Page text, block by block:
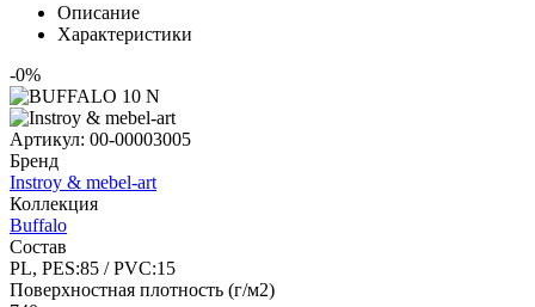
Описание
Характеристики
-0%
Артикул: 00-00003005
Бренд
Instroy & mebel-art
Коллекция
Buffalo
Состав
PL, PES:85 / PVC:15
Поверхностная плотность (г/м2)